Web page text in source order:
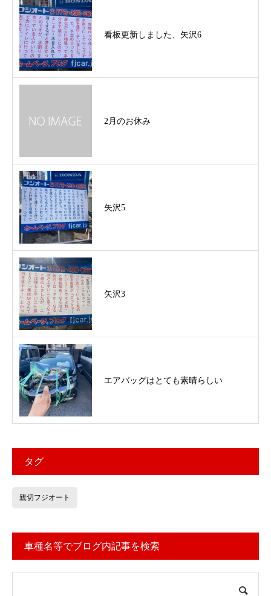
看板更新しました、矢沢6
2月のお休み
矢沢5
矢沢3
エアバッグはとても素晴らしい
タグ
親切フジオート
車種名等でブログ内記事を検索